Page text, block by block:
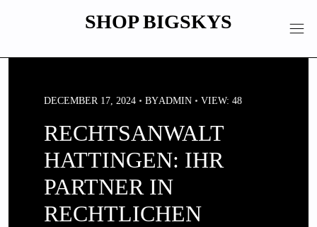
SHOP BIGSKYS
DECEMBER 17, 2024 BYADMIN VIEW: 48
RECHTSANWALT
HATTINGEN: IHR
PARTNER IN
RECHTLICHEN